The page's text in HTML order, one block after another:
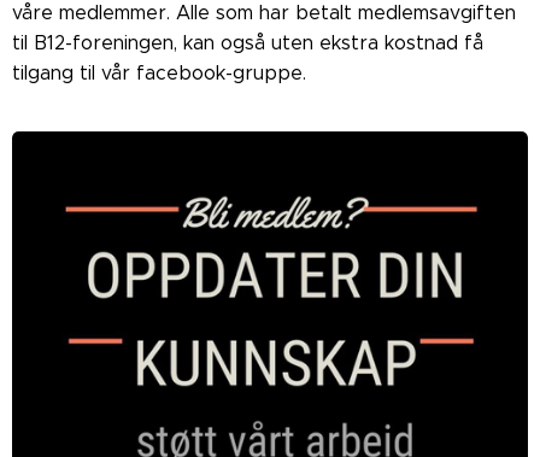
våre medlemmer. Alle som har betalt medlemsavgiften
til B12-foreningen, kan også uten ekstra kostnad få
tilgang til vår facebook-gruppe.